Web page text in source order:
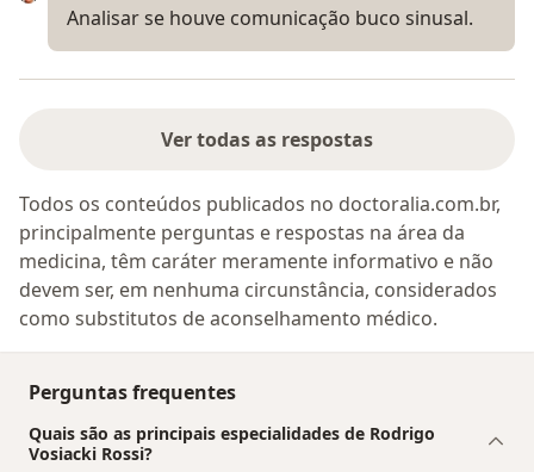
Analisar se houve comunicação buco sinusal.
Ver todas as respostas
Todos os conteúdos publicados no doctoralia.com.br,
principalmente perguntas e respostas na área da
medicina, têm caráter meramente informativo e não
devem ser, em nenhuma circunstância, considerados
como substitutos de aconselhamento médico.
Perguntas frequentes
Quais são as principais especialidades de Rodrigo
Vosiacki Rossi?